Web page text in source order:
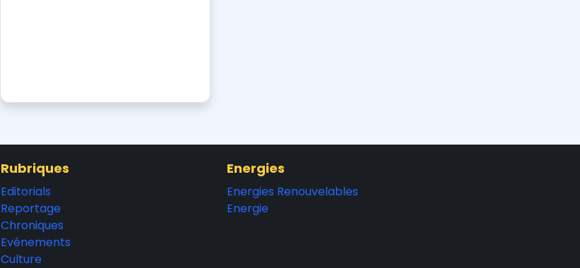
Rubriques
Editorials
Reportage
Chroniques
Evénements
Culture
Energies
Energies Renouvelables
Energie